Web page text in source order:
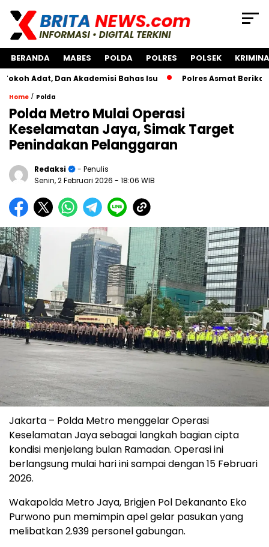
BERANDA MABES POLDA POLRES POLSEK
Dan Akademisi Bahas Isu Polres Asmat Berikan
Home / Polda
Polda Metro Mulai Operasi
Keselamatan Jaya, Simak Target
Penindakan Pelanggaran
Redaksi
- Penulis
Senin, 2 Februari 2026 - 18:06 WIB
Jakarta – Polda Metro menggelar Operasi
Keselamatan Jaya sebagai langkah bagian cipta
kondisi menjelang bulan Ramadan. Operasi ini
berlangsung mulai hari ini sampai dengan 15 Februari
2026.
Wakapolda Metro Jaya, Brigjen Pol Dekananto Eko
Purwono pun memimpin apel gelar pasukan yang
melibatkan 2.939 personel gabungan.